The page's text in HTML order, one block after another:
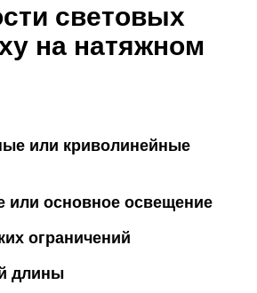
cветовых
на натяжном
или криволинейные
или основное освещение
ограничений
длины